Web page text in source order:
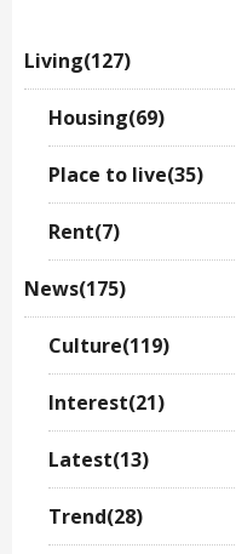
Living(127)
Housing(69)
Place to live(35)
Rent(7)
News(175)
Culture(119)
Interest(21)
Latest(13)
Trend(28)